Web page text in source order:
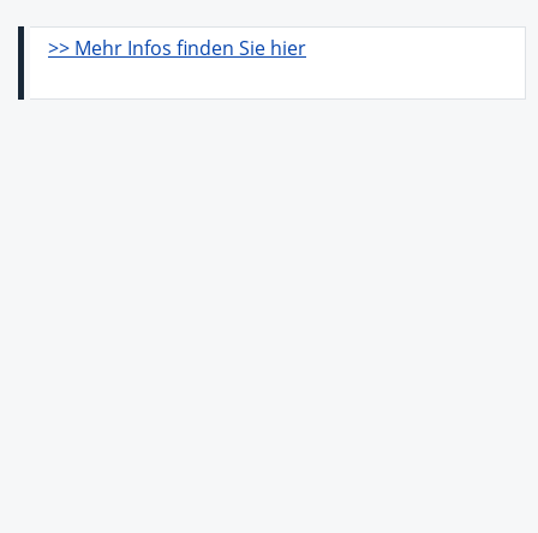
>> Mehr Infos finden Sie hier